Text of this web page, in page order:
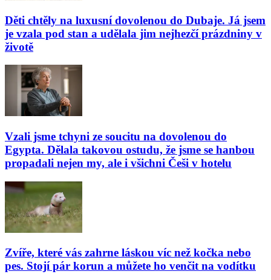
Děti chtěly na luxusní dovolenou do Dubaje. Já jsem
je vzala pod stan a udělala jim nejhezčí prázdniny v
životě
Vzali jsme tchyni ze soucitu na dovolenou do
Egypta. Dělala takovou ostudu, že jsme se hanbou
propadali nejen my, ale i všichni Češi v hotelu
Zvíře, které vás zahrne láskou víc než kočka nebo
pes. Stojí pár korun a můžete ho venčit na vodítku